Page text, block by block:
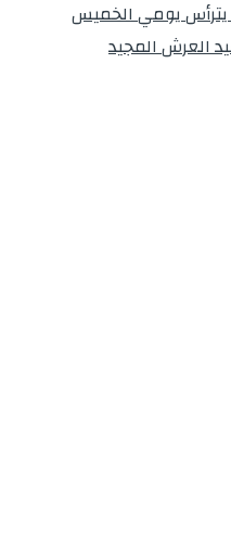
يومي الخميس
العرش المجيد